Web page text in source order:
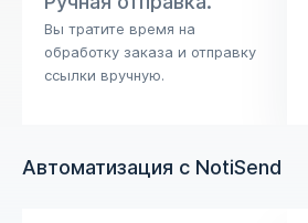
Вы тратите время на
обработку заказа и отправку
ссылки вручную.
Автоматизация с NotiSend